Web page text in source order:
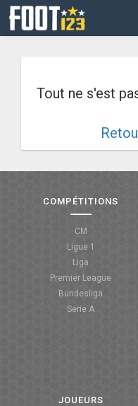
CM
COUPE DE FRANCE
COUPE DE LA LIGUE
Tout ne s'est
COMPÉTITIONS
CM
Ligue 1
Liga
Premier League
Bundesliga
Serie A
JOUEURS